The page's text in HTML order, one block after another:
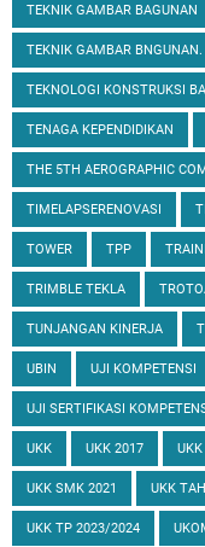
TEKNIK GAMBAR BAGUNAN
TEKNIK GAMBAR BNGUNAN.
TEKNOLOGI KONSTRUKSI
TENAGA KEPENDIDIKAN
THE 5TH AEROGRAPHIC
TIMELAPSERENOVASI
TOWER TPP
TRIMBLE TEKLA
TUNJANGAN KINERJA
UBIN UJI KOMPETENSI
UJI SERTIFIKASI
UKK UKK 2017
UKK SMK 2021 UKK
UKK TP 2023/2024